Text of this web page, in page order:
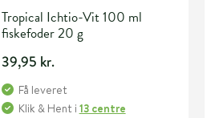
Tropical Ichtio-Vit 100 ml
fiskefoder 20 g
39,95 kr.
Få leveret
Klik & Hent i 13 centre